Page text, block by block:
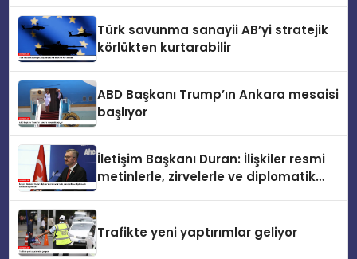
Türk savunma sanayii AB’yi stratejik
körlükten kurtarabilir
ABD Başkanı Trump’ın Ankara mesaisi
başlıyor
İletişim Başkanı Duran: İlişkiler resmi
metinlerle, zirvelerle ve diplomatik
Trafikte yeni yaptırımlar geliyor